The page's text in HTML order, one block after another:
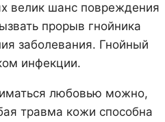
велик шанс повреждения
прорыв гнойника
заболевания. Гнойный
инфекции.
любовью можно,
травма кожи способна